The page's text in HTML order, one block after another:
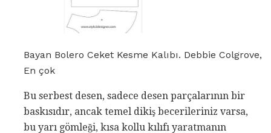
Bayan Bolero Ceket Kesme Kalıbı. Debbie Colgrove,
En çok
Bu serbest desen, sadece desen parçalarının bir
baskısıdır, ancak temel dikiş becerileriniz varsa,
bu yarı gömleği, kısa kollu kılıfı yaratmanın